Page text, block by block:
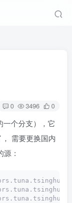
0 3496 0
一个分支），它
需要更换国内
：